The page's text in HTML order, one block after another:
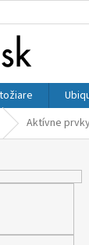
Aktívne